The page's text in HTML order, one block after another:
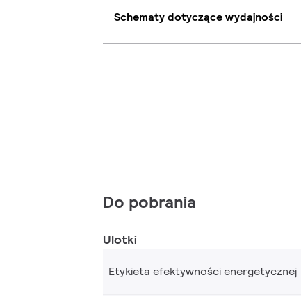
Schematy dotyczące wydajności
Do pobrania
Ulotki
Etykieta efektywności energetycznej